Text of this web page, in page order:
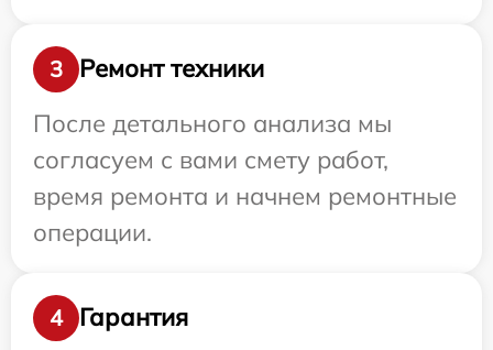
3
Ремонт техники
После детального анализа мы
согласуем с вами смету работ,
время ремонта и начнем ремонтные
операции.
4 Гарантия